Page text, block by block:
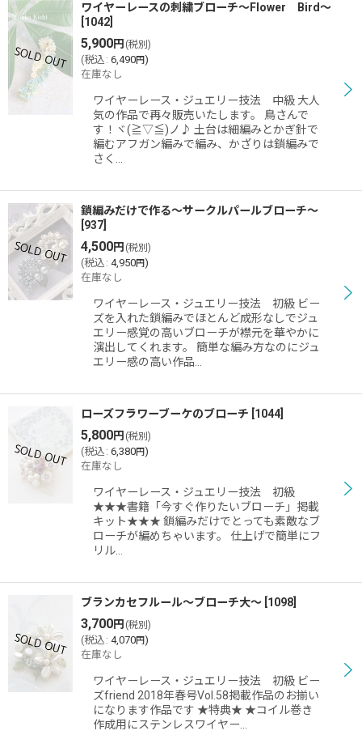
ワイヤーレースの刺繍ブローチ〜Flower Bird〜
1042
5,900円 (税別)
(税込 : 6,490円)
在庫なし
ワイヤーレース・ジュエリー技法 中級 大人
気の作品で再々販売いたします。 鳥さんで
す！ヾ(≧▽≦)ノ♪ 土台は細編みとかぎ針で
編むアフガン編みで編み、かざりは鎖編みで
さく…
鎖編みだけで作る〜サークルパールブローチ〜
937
4,500円 (税別)
(税込 : 4,950円)
在庫なし
ワイヤーレース・ジュエリー技法 初級 ビー
ズを入れた鎖編みでほとんど成形なしでジュ
エリー感覚の高いブローチが襟元を華やかに
演出してくれます。 簡単な編み方なのにジュ
エリー感の高い作品…
ローズフラワーブーケのブローチ 1044
5,800円 (税別)
(税込 : 6,380円)
在庫なし
ワイヤーレース・ジュエリー技法 初級
★★★書籍「今すぐ作りたいブローチ」掲載
キット★★★ 鎖編みだけでとっても素敵なブ
ローチが編めちゃいます。 仕上げで簡単にフ
リル…
ブランカセフルール〜ブローチ大〜 1098
3,700円 (税別)
(税込 : 4,070円)
在庫なし
ワイヤーレース・ジュエリー技法 初級 ビー
ズfriend 2018年春号Vol.58掲載作品のお揃い
になります作品です ★特典★ ★コイル巻き
作成用にステンレスワイヤー…